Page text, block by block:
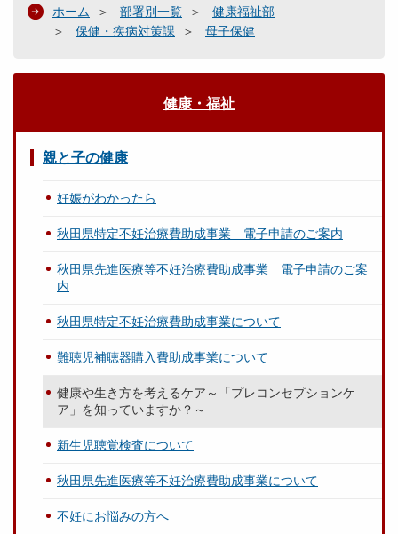
ホーム 部署別一覧
健康福祉部
保健・疾病対策課
母子保健
健康・福祉
親と子の健康
妊娠がわかったら
秋田県特定不妊治療費助成事業 電子申請のご案内
秋田県先進医療等不妊治療費助成事業 電子申請のご案
内
秋田県特定不妊治療費助成事業について
難聴児補聴器購入費助成事業について
健康や生き方を考えるケア～「プレコンセプションケ
ア」を知っていますか？～
新生児聴覚検査について
秋田県先進医療等不妊治療費助成事業について
不妊にお悩みの方へ